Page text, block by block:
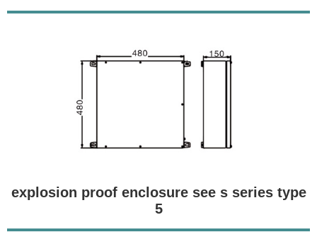
explosion proof enclosure see s series type
5